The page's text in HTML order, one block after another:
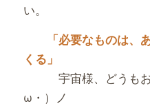
い。
「必要なものは、
くる」
宇宙様、どうもお
ω・）ノ